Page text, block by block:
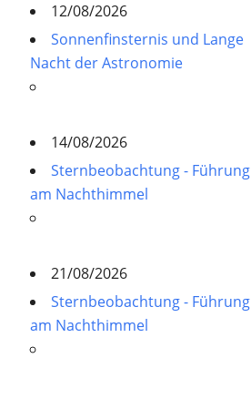
12/08/2026
Sonnenfinsternis und Lange
Nacht der Astronomie
14/08/2026
Sternbeobachtung - Führung
am Nachthimmel
21/08/2026
Sternbeobachtung - Führung
am Nachthimmel